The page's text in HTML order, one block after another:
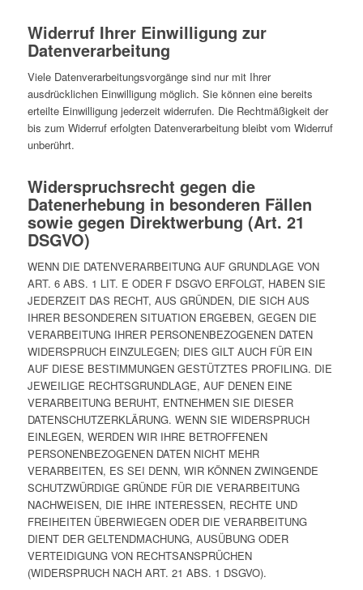
Widerruf Ihrer Einwilligung zur
Datenverarbeitung
Viele Datenverarbeitungsvorgänge sind nur mit Ihrer
ausdrücklichen Einwilligung möglich. Sie können eine bereits
erteilte Einwilligung jederzeit widerrufen. Die Rechtmäßigkeit der
bis zum Widerruf erfolgten Datenverarbeitung bleibt vom Widerruf
unberührt.
Widerspruchsrecht gegen die
Datenerhebung in besonderen Fällen
sowie gegen Direktwerbung (Art. 21
DSGVO)
WENN DIE DATENVERARBEITUNG AUF GRUNDLAGE VON
ART. 6 ABS. 1 LIT. E ODER F DSGVO ERFOLGT, HABEN SIE
JEDERZEIT DAS RECHT, AUS GRÜNDEN, DIE SICH AUS
IHRER BESONDEREN SITUATION ERGEBEN, GEGEN DIE
VERARBEITUNG IHRER PERSONENBEZOGENEN DATEN
WIDERSPRUCH EINZULEGEN; DIES GILT AUCH FÜR EIN
AUF DIESE BESTIMMUNGEN GESTÜTZTES PROFILING. DIE
JEWEILIGE RECHTSGRUNDLAGE, AUF DENEN EINE
VERARBEITUNG BERUHT, ENTNEHMEN SIE DIESER
DATENSCHUTZERKLÄRUNG. WENN SIE WIDERSPRUCH
EINLEGEN, WERDEN WIR IHRE BETROFFENEN
PERSONENBEZOGENEN DATEN NICHT MEHR
VERARBEITEN, ES SEI DENN, WIR KÖNNEN ZWINGENDE
SCHUTZWÜRDIGE GRÜNDE FÜR DIE VERARBEITUNG
NACHWEISEN, DIE IHRE INTERESSEN, RECHTE UND
FREIHEITEN ÜBERWIEGEN ODER DIE VERARBEITUNG
DIENT DER GELTENDMACHUNG, AUSÜBUNG ODER
VERTEIDIGUNG VON RECHTSANSPRÜCHEN
(WIDERSPRUCH NACH ART. 21 ABS. 1 DSGVO).